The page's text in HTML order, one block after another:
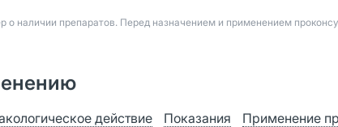
о наличии препаратов. Перед назначением и применением
действие Показания
Применение